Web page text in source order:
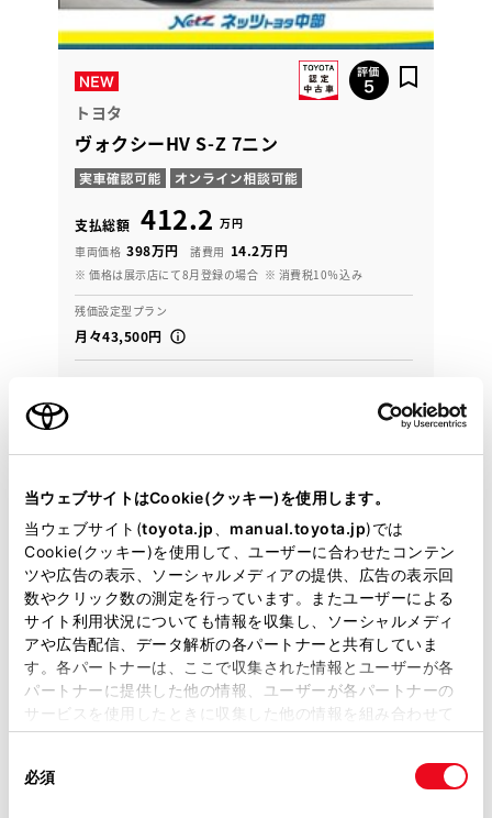
当ウェブサイトはCookie(クッキー)を使用します。
当ウェブサイト(toyota.jp manual.toyota.jp)では
Cookie(クッキー)を使用して、ユーザーに合わせたコンテン
ツや広告の表示、ソーシャルメディアの提供、広告の表示回
数やクリック数の測定を行っています。またユーザーによる
サイト利用状況についても情報を収集し、ソーシャルメディ
アや広告配信、データ解析の各パートナーと共有していま
す。各パートナーは、ここで収集された情報とユーザーが各
パートナーに提供した他の情報、ユーザーが各パートナーの
サービスを使用したときに収集した他の情報を組み合わせて
使用することがあります。当ウェブサイトの使用を続行する
必須
トヨタ
ヴォクシーHV S-Z 7ニン
支払総額 412.2 万円
車両価格 398万円 諸費用 14.2万円
※ 価格は展示店にて8月登録の場合 ※ 消費税10％込み
残価設定型プラン
月々43,500円
整備 定期点検整備付 保証 ロングラン保証付
ネッツ中部 Ｕ－ＣＡＲ米野木
各種お問い合わせ
0561-74-7063